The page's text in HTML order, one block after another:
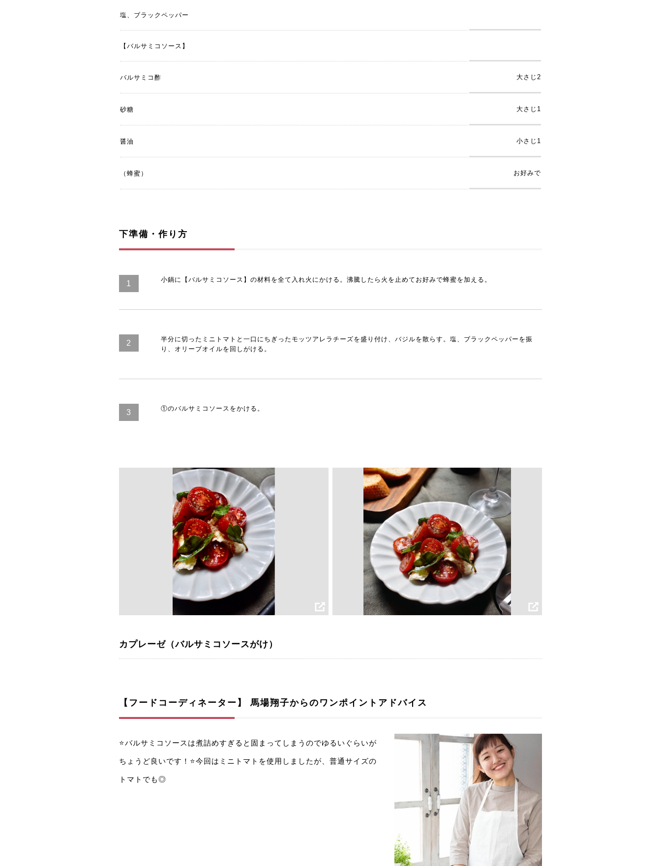
塩、ブラックペッパー
【バルサミコソース】
バルサミコ酢 大さじ2
砂糖 大さじ1
醤油 小さじ1
（蜂蜜） お好みで
下準備・作り方
小鍋に【バルサミコソース】の材料を全て入れ火にかける。沸騰したら火を止めてお好みで蜂蜜を加える。
半分に切ったミニトマトと一口にちぎったモッツアレラチーズを盛り付け、バジルを散らす。塩、ブラックペッパーを振
り、オリーブオイルを回しがける。
①のバルサミコソースをかける。
カプレーゼ（バルサミコソースがけ）
【フードコーディネーター】 馬場翔子からのワンポイントアドバイス
⭐️バルサミコソースは煮詰めすぎると固まってしまうのでゆるいぐらいが
ちょうど良いです！⭐️今回はミニトマトを使用しましたが、普通サイズの
トマトでも◎